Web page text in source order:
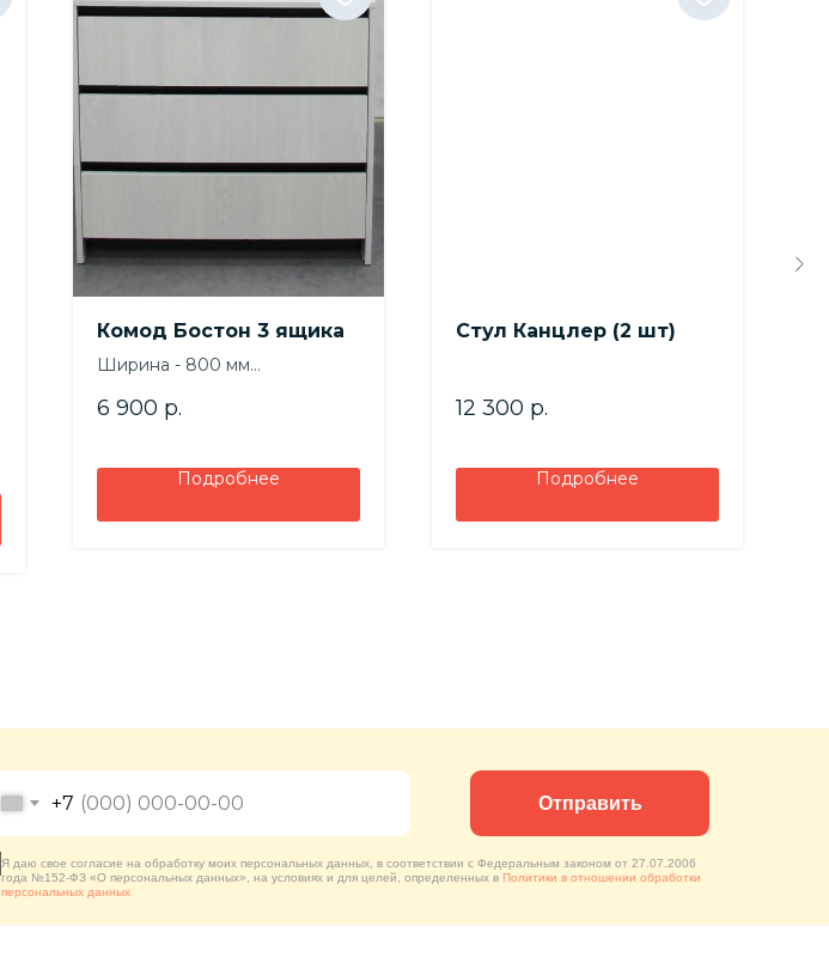
Комод Бостон 3 ящика
Ширина - 800 мм
Глубина - 460 мм
6 900 р.
Подробнее
Стул Канцлер (2 шт)
12 300 р.
Подробнее
+7
Я даю свое согласие на обработку моих персональных данных, в соответствии с Федеральным законом от 27.07.2006
года №152-ФЗ «О персональных данных», на условиях и для целей, определенных в Политики в отношении обработки
персональных данных
Отправить